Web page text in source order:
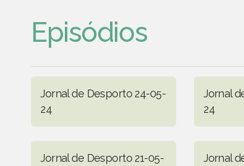
Episódios
Jornal de Desporto 24-05-
24
Jornal
24
Jornal de Desporto 21-05-
Jornal